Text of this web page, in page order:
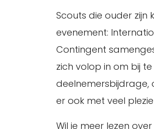
Scouts die ouder zijn
evenement:
Contingent
zich volop in om bij
deelnemersbijdrage,
er ook met veel
Wil je meer lezen